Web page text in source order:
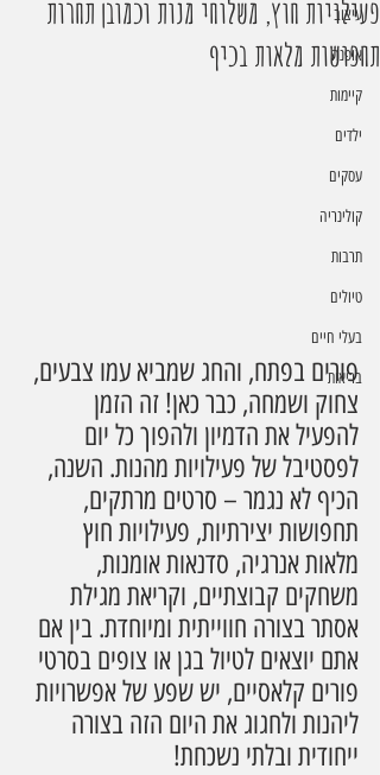
עיצוב
אופנה
קיימות
ילדים
עסקים
קולינריה
תרבות
טיולים
בעלי חיים
בריאות
פעילויות חוץ, משלוחי מנות וכמובן תחרות
תחפושות מלאות בכיף
פורים בפתח, והחג שמביא עמו צבעים,
צחוק ושמחה, כבר כאן! זה הזמן
להפעיל את הדמיון ולהפוך כל יום
לפסטיבל של פעילויות מהנות. השנה,
הכיף לא נגמר – סרטים מרתקים,
תחפושות יצירתיות, פעילויות חוץ
מלאות אנרגיה, סדנאות אומנות,
משחקים קבוצתיים, וקריאת מגילת
אסתר בצורה חווייתית ומיוחדת. בין אם
אתם יוצאים לטיול בגן או צופים בסרטי
פורים קלאסיים, יש שפע של אפשרויות
ליהנות ולחגוג את היום הזה בצורה
ייחודית ובלתי נשכחת!